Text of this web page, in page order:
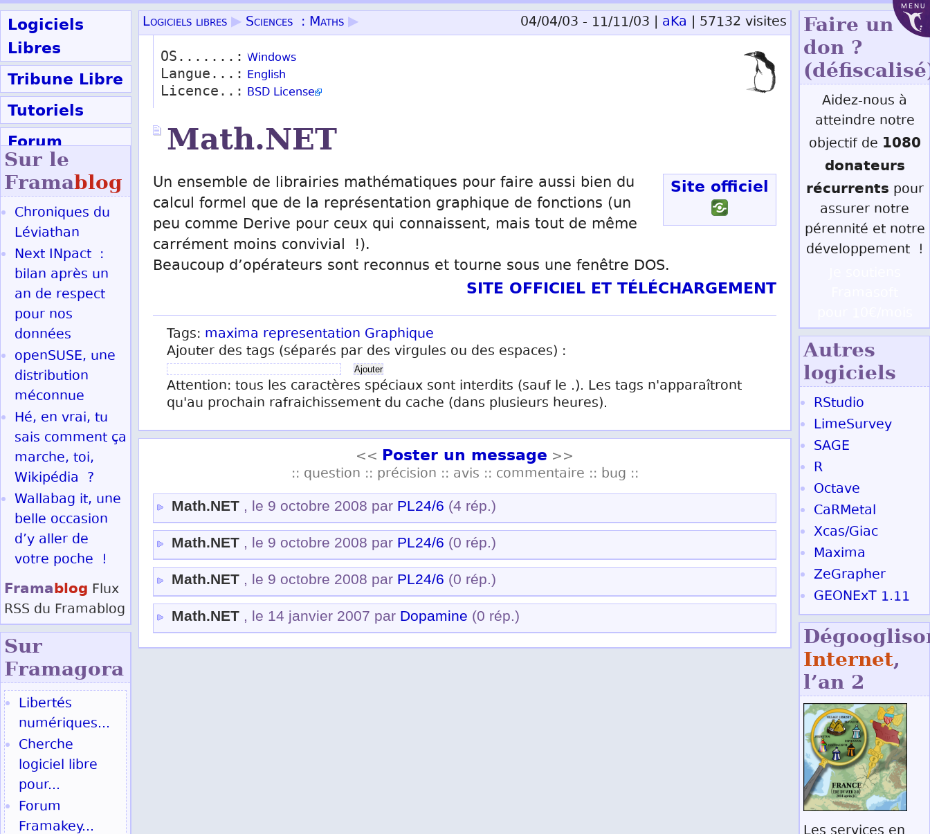
MENU
Logiciels
Libres
Tribune Libre
Tutoriels
Forum
Participer
Logiciels libres ▶ Sciences : Maths ▶ 04/04/03 - 11/11/03 | aKa | 57132 visites
OS.......: Windows
Langue...: English
Licence..: BSD License
Math.NET
Site officiel
Un ensemble de librairies mathématiques pour faire aussi bien du
calcul formel que de la représentation graphique de fonctions (un
peu comme Derive pour ceux qui connaissent, mais tout de même
carrément moins convivial !).
Beaucoup d’opérateurs sont reconnus et tourne sous une fenêtre DOS.
SITE OFFICIEL ET TÉLÉCHARGEMENT
Tags: maxima representation Graphique
Ajouter des tags (séparés par des virgules ou des espaces) :
Attention: tous les caractères spéciaux sont interdits (sauf le .). Les tags n'apparaîtront
qu'au prochain rafraichissement du cache (dans plusieurs heures).
<< Poster un message >>
:: question :: précision :: avis :: commentaire :: bug ::
Math.NET , le 9 octobre 2008 par PL24/6 (4 rép.)
Math.NET , le 9 octobre 2008 par PL24/6 (0 rép.)
Math.NET , le 9 octobre 2008 par PL24/6 (0 rép.)
Math.NET , le 14 janvier 2007 par Dopamine (0 rép.)
Faire un
don ?
Aidez-nous à
atteindre notre
objectif de 1080
donateurs
récurrents pour
assurer notre
pérennité et notre
développement !
Autres
logiciels
RStudio
LimeSurvey
SAGE
R
Octave
CaRMetal
Xcas/Giac
Maxima
ZeGrapher
GEONExT 1.11
Internet,
l’an 2
Sur le
Framablog
Chroniques du
Léviathan
Next INpact :
bilan après un
an de respect
pour nos
données
openSUSE, une
distribution
méconnue
Hé, en vrai, tu
sais comment ça
marche, toi,
Wikipédia ?
Wallabag it, une
belle occasion
d’y aller de
votre poche !
Framablog Flux
RSS du Framablog
Sur
Framagora
Libertés
numériques...
Cherche
logiciel libre
pour...
Forum
Framakey...